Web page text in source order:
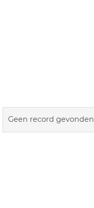
Geen record gevonden